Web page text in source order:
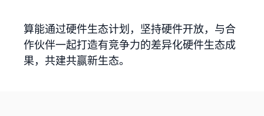
算能通过硬件生态计划，坚持硬件开放，与合
作伙伴一起打造有竞争力的差异化硬件生态成
果，共建共赢新生态。